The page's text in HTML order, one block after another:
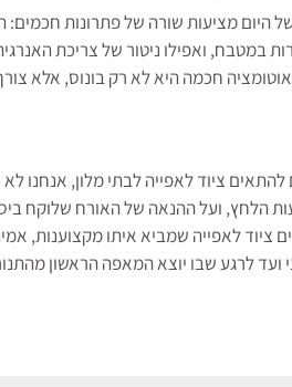
היום מציעות שורה של פתרונות
במטבח, ואפילו ניטור של צריכת
אוטומציה חכמה היא לא רק בונוס, אלא
להתאים ציוד לאפייה לבתי מלון,
הלחץ, ועל ההנאה של האורח שלוקח
לאפייה שמביא איתו מקצוענות,
ועד לרגע שבו יוצא המאפה הראשון